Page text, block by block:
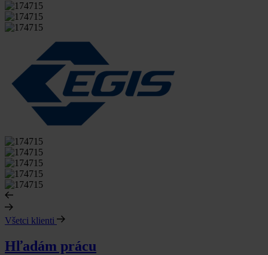
Všetci klienti
Hľadám prácu